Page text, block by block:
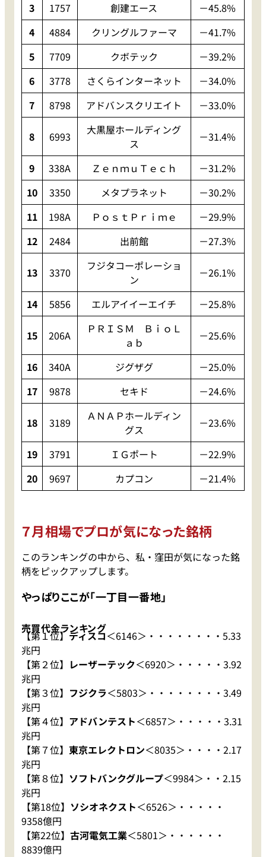
3
1757 創建エース
－45.8%
4
4884 クリングルファーマ
－41.7%
5
7709 クボテック
－39.2%
6
3778 さくらインターネット
－34.0%
7
8798 アドバンスクリエイト －33.0%
8 6993
大黒屋ホールディング
ス
－31.4%
9 338A ＺｅｎｍｕＴｅｃｈ
－31.2%
10
3350 メタプラネット
－30.2%
11
198A ＰｏｓｔＰｒｉｍｅ
－29.9%
12
2484 出前館 －27.3%
13 3370
フジタコーポレーショ
ン
－26.1%
14 5856 エルアイイーエイチ －25.8%
15 206A
ＰＲＩＳＭ ＢｉｏＬ
ａｂ
－25.6%
16 340A ジグザグ
－25.0%
17
9878 セキド －24.6%
18 3189
ＡＮＡＰホールディン
グス
－23.6%
19 3791 ＩＧポート
－22.9%
20
9697 カプコン －21.4%
７月相場でプロが気になった銘柄
このランキングの中から、私・窪田が気になった銘
柄をピックアップします。
やっぱりここが「一丁目一番地」
売買代金ランキング
【第１位】ディスコ＜6146＞・・・・・・・・5.33
兆円
【第２位】 レーザーテック＜6920＞・・・・・3.92
兆円
【第３位】 フジクラ＜5803＞・・・・・・・・3.49
兆円
【第４位】 アドバンテスト＜6857＞・・・・・3.31
兆円
【第７位】 東京エレクトロン＜8035＞・・・・2.17
兆円
【第８位】 ソフトバンクグループ＜9984＞・・2.15
兆円
【第18位】 ソシオネクスト＜6526＞・・・・・
9358億円
【第22位】 古河電気工業＜5801＞・・・・・・
8839億円